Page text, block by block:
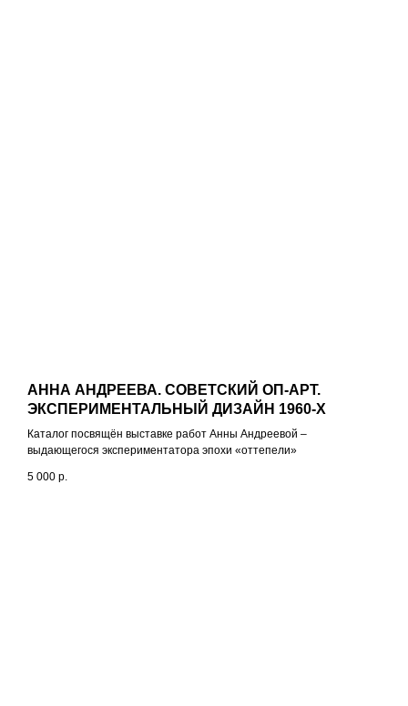
АННА АНДРЕЕВА. СОВЕТСКИЙ ОП-АРТ.
ЭКСПЕРИМЕНТАЛЬНЫЙ ДИЗАЙН 1960-Х
Каталог посвящён выставке работ Анны Андреевой –
выдающегося экспериментатора эпохи «оттепели»
5 000 р.